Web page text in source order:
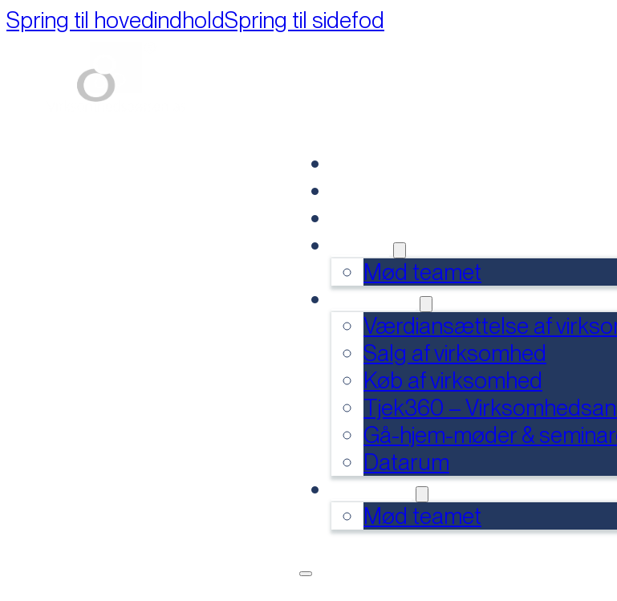
Spring til hovedindholdSpring til sidefod
Mød teamet
Værdiansættelse af
Salg af virksomhed
Køb af virksomhed
Tjek360 –
Gå-hjem-møder &
Datarum
Mød teamet